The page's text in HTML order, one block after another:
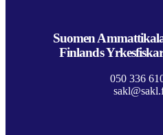
Suomen
Finlands
050 336